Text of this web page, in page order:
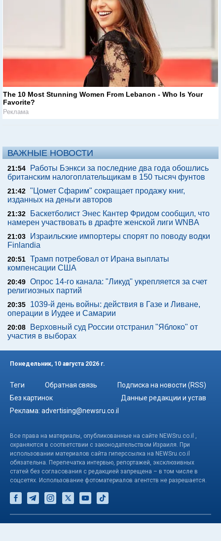
The 10 Most Stunning Women From Lebanon - Who Is Your
Favorite?
Реклама
ВАЖНЫЕ НОВОСТИ
21:54
Работы Бэнкси за последние два года обошлись
британским налогоплательщикам в 150 тысяч фунтов
21:42 "Цомет Сфарим" сокращает продажу книг,
изданных на деньги авторов
21:32
Баскетболист Энес Кантер Фридом сообщил, что
намерен участвовать в драфте женской лиги WNBA
21:03
Израильские импортеры спорят по поводу водки
Finlandia
20:51 Трамп потребовал от Ирана выплаты
компенсации США
20:49 Опрос 14-го канала: "Ликуд" укрепляется за счет
религиозных партий
20:35
1039-й день войны: действия в Газе и Ливане,
операции в Иудее и Самарии
20:08
Верховный суд России отстранил "Яблоко" от
участия в выборах
Понедельник, 10 августа 2026 г.
Теги Обратная связь
Подписка на новости (RSS)
Без картинок
Данные редакции и устав
Реклама: advertising@newsru.co.il
Все права на материалы, опубликованные на сайте NEWSru.co.il ,
охраняются в соответствии с законодательством Израиля. При
использовании материалов сайта гиперссылка на NEWSru.co.il
обязательна. Перепечатка интервью, репортажей, эксклюзивных
статей без согласования с редакцией запрещена – в том числе в
соцсетях. Использование фотоматериалов агентств не разрешается.